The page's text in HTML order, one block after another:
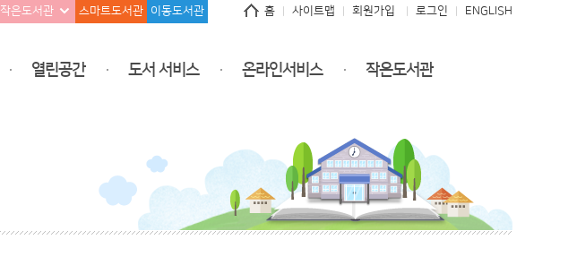
작은도서관 스마트도서관 이동도서관 홈 사이트맵 회원가입 로그인 ENGLISH
열린공간 도서 서비스 온라인서비스 작은도서관